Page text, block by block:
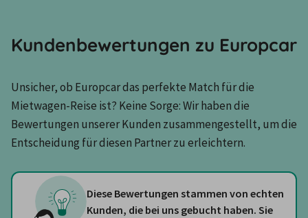
Kundenbewertungen zu Europcar
Unsicher, ob Europcar das perfekte Match für die
Mietwagen-Reise ist? Keine Sorge: Wir haben die
Bewertungen unserer Kunden zusammengestellt, um die
Entscheidung für diesen Partner zu erleichtern.
Diese Bewertungen stammen von echten
Kunden, die bei uns gebucht haben. Sie